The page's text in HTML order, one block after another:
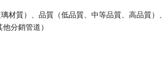
材質）、品質（低品質、中等品質、高品質）、
分銷管道）